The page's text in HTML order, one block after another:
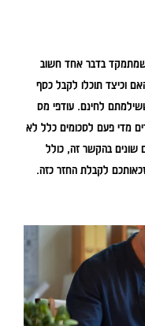
שמתמקד בדבר אחד חשוב
וכיצד תוכלו לקבל כסף
לחינם. עודפי מס
מדי פעם לסכומים כלל לא
שונים בהקשר זה, כולל
לקבלת החזר כזה.